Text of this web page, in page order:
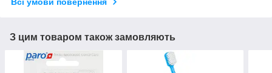
Всі умови повернення
З цим товаром також замовляють